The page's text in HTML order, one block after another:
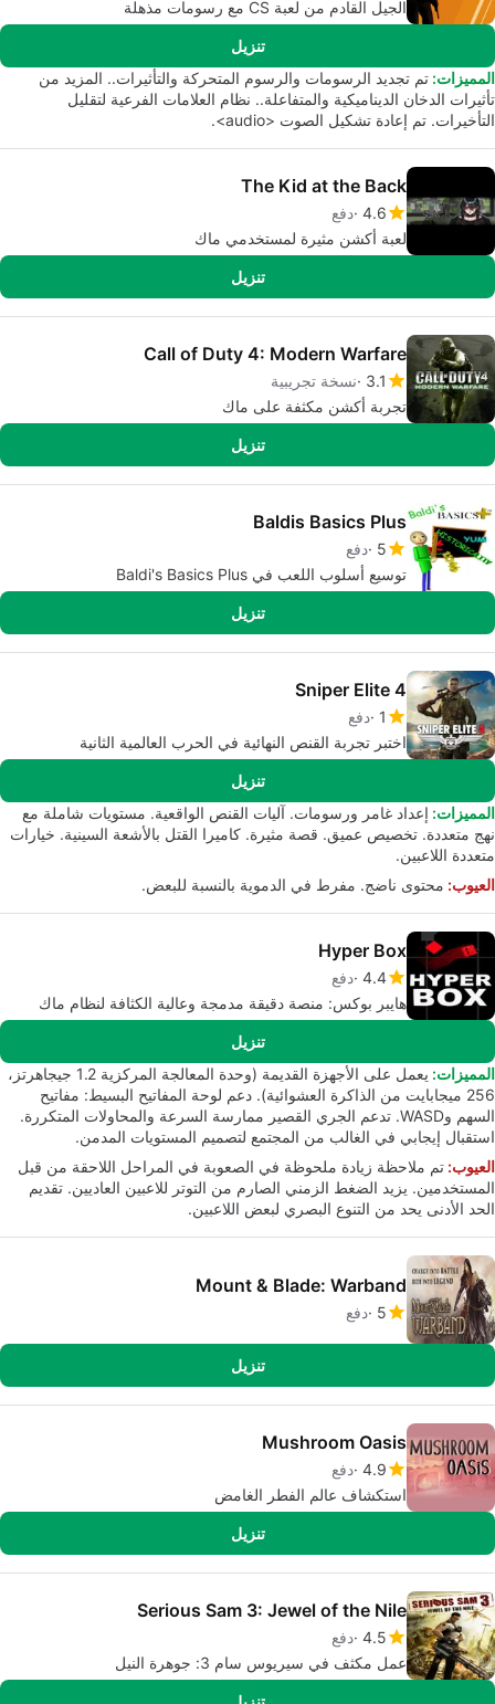
الجيل القادم من لعبة CS مع رسومات مذهلة
تنزيل
المميزات: تم تجديد الرسومات والرسوم المتحركة والتأثيرات.. المزيد من
تأثيرات الدخان الديناميكية والمتفاعلة.. نظام العلامات الفرعية لتقليل
التأخيرات. تم إعادة تشكيل الصوت <audio>.
The Kid at the Back
4.6 دفع
لعبة أكشن مثيرة لمستخدمي ماك
تنزيل
Call of Duty 4: Modern Warfare
3.1 نسخة تجريبية
تجربة أكشن مكثفة على ماك
تنزيل
Baldis Basics Plus
5 دفع
توسيع أسلوب اللعب في Baldi's Basics Plus
تنزيل
Sniper Elite 4
1 دفع
اختبر تجربة القنص النهائية في الحرب العالمية الثانية
تنزيل
المميزات: إعداد غامر ورسومات. آليات القنص الواقعية. مستويات شاملة مع
نهج متعددة. تخصيص عميق. قصة مثيرة. كاميرا القتل بالأشعة السينية. خيارات
متعددة اللاعبين.
العيوب: محتوى ناضج. مفرط في الدموية بالنسبة للبعض.
Hyper Box
4.4 دفع
هايبر بوكس: منصة دقيقة مدمجة وعالية الكثافة لنظام ماك
تنزيل
المميزات:
يعمل على الأجهزة القديمة (وحدة المعالجة المركزية 1.2 جيجاهرتز،
256 ميجابايت من الذاكرة العشوائية). دعم لوحة المفاتيح البسيط: مفاتيح
السهم وWASD. تدعم الجري القصير ممارسة السرعة والمحاولات المتكررة.
استقبال إيجابي في الغالب من المجتمع لتصميم المستويات المدمن.
العيوب: تم ملاحظة زيادة ملحوظة في الصعوبة في المراحل اللاحقة من قبل
المستخدمين. يزيد الضغط الزمني الصارم من التوتر للاعبين العاديين. تقديم
الحد الأدنى يحد من التنوع البصري لبعض اللاعبين.
Mount & Blade: Warband
5 دفع
تنزيل
Mushroom Oasis
4.9 دفع
استكشاف عالم الفطر الغامض
تنزيل
Serious Sam 3: Jewel of the Nile
4.5 دفع
عمل مكثف في سيريوس سام 3: جوهرة النيل